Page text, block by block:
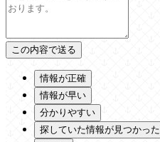
情報が正確
情報が早い
分かりやすい
探していた情報が見つかった